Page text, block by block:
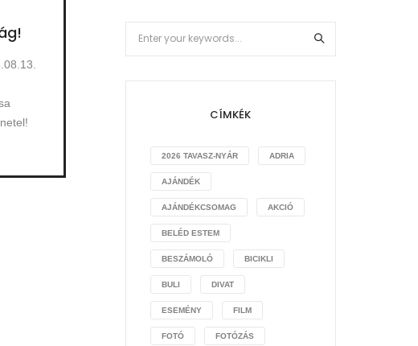
CÍMKÉK
2026 TAVASZ-NYÁR ADRIA
AJÁNDÉK
AJÁNDÉKCSOMAG AKCIÓ
BELÉD ESTEM
BESZÁMOLÓ BICIKLI
BULI DIVAT
ESEMÉNY FILM
FOTÓ FOTÓZÁS